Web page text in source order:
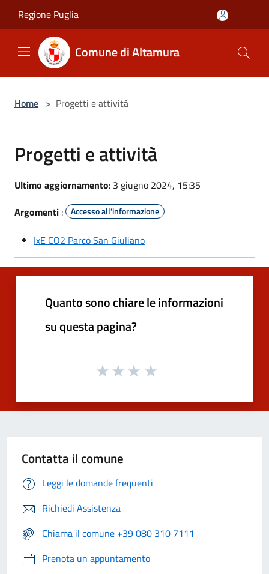
Regione Puglia
Comune di Altamura
Home > Progetti e attività
Progetti e attività
Ultimo aggiornamento: 3 giugno 2024, 15:35
Argomenti : Accesso all'informazione
IxE CO2 Parco San Giuliano
Quanto sono chiare le informazioni
su questa pagina?
Contatta il comune
Leggi le domande frequenti
Richiedi Assistenza
Chiama il comune +39 080 310 7111
Prenota un appuntamento